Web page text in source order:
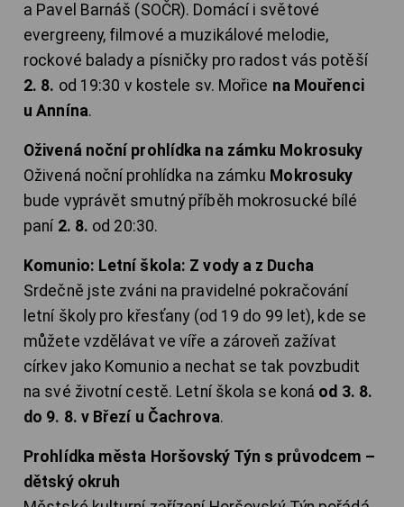
a Pavel Barnáš (SOČR). Domácí i světové
evergreeny, filmové a muzikálové melodie,
rockové balady a písničky pro radost vás potěší
2. 8. od 19:30 v kostele sv. Mořice na Mouřenci
u Annína.
Oživená noční prohlídka na zámku Mokrosuky
Oživená noční prohlídka na zámku Mokrosuky
bude vyprávět smutný příběh mokrosucké bílé
paní 2. 8. od 20:30.
Komunio: Letní škola: Z vody a z Ducha
Srdečně jste zváni na pravidelné pokračování
letní školy pro křesťany (od 19 do 99 let), kde se
můžete vzdělávat ve víře a zároveň zažívat
církev jako Komunio a nechat se tak povzbudit
na své životní cestě. Letní škola se koná od 3. 8.
do 9. 8. v Březí u Čachrova.
Prohlídka města Horšovský Týn s průvodcem –
dětský okruh